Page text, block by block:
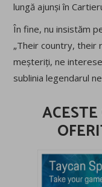
lungă ajunși în
În fine, nu insistăm
„Their country, their
meșteriți, ne
sublinia legendarul